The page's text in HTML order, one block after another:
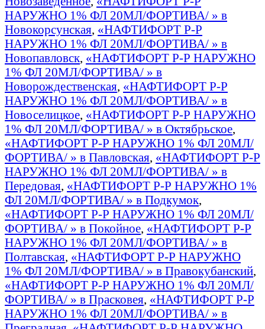
НАРУЖНО 1% ФЛ 20МЛ/ФОРТИВА/ » в
Новокорсунская, «НАФТИФОРТ Р-Р
НАРУЖНО 1% ФЛ 20МЛ/ФОРТИВА/ » в
Новопавловск, «НАФТИФОРТ Р-Р НАРУЖНО
1% ФЛ 20МЛ/ФОРТИВА/ » в
Новорождественская, «НАФТИФОРТ Р-Р
НАРУЖНО 1% ФЛ 20МЛ/ФОРТИВА/ » в
Новоселицкое, «НАФТИФОРТ Р-Р НАРУЖНО
1% ФЛ 20МЛ/ФОРТИВА/ » в Октябрьское,
«НАФТИФОРТ Р-Р НАРУЖНО 1% ФЛ 20МЛ/
ФОРТИВА/ » в Павловская, «НАФТИФОРТ Р-Р
НАРУЖНО 1% ФЛ 20МЛ/ФОРТИВА/ » в
Передовая, «НАФТИФОРТ Р-Р НАРУЖНО 1%
ФЛ 20МЛ/ФОРТИВА/ » в Подкумок,
«НАФТИФОРТ Р-Р НАРУЖНО 1% ФЛ 20МЛ/
ФОРТИВА/ » в Покойное, «НАФТИФОРТ Р-Р
НАРУЖНО 1% ФЛ 20МЛ/ФОРТИВА/ » в
Полтавская, «НАФТИФОРТ Р-Р НАРУЖНО
1% ФЛ 20МЛ/ФОРТИВА/ » в Правокубанский,
«НАФТИФОРТ Р-Р НАРУЖНО 1% ФЛ 20МЛ/
ФОРТИВА/ » в Прасковея, «НАФТИФОРТ Р-Р
НАРУЖНО 1% ФЛ 20МЛ/ФОРТИВА/ » в